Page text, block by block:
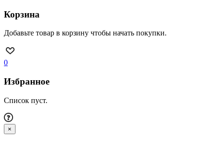
Корзина
Добавьте товар в корзину чтобы начать покупки.
0
Избранное
Список пуст.
×